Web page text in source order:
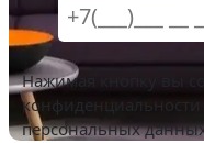
Нажимая кнопку вы
конфиденциальности
персональных